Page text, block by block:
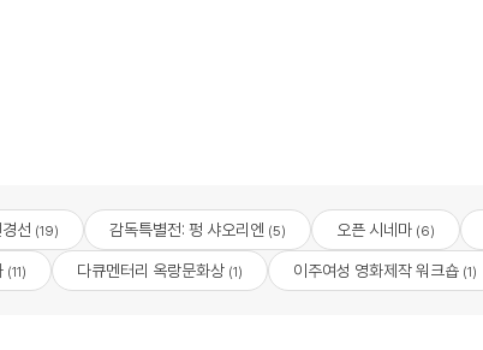
선 (19) 감독특별전: 펑 샤오리엔 (5) 오픈 시네마(6)
(11) 다큐멘터리 옥랑문화상 (1) 이주여성 영화제작 워크숍 (1)